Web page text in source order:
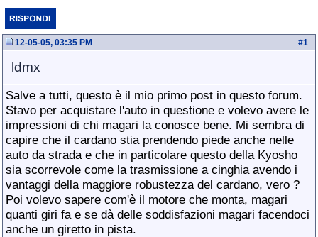
#1
12-05-05, 03:35 PM
ldmx
Salve a tutti, questo è il mio primo post in questo forum.
Stavo per acquistare l'auto in questione e volevo avere le
impressioni di chi magari la conosce bene. Mi sembra di
capire che il cardano stia prendendo piede anche nelle
auto da strada e che in particolare questo della Kyosho
sia scorrevole come la trasmissione a cinghia avendo i
vantaggi della maggiore robustezza del cardano, vero ?
Poi volevo sapere com'è il motore che monta, magari
quanti giri fa e se dà delle soddisfazioni magari facendoci
anche un giretto in pista.